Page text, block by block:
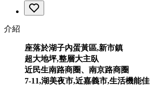
介紹
座落於湖子內蛋黃區,新市鎮
超大地坪,整層大主臥
近民生南路商圈、南京路商圈
7-11,湖美夜市,近嘉義市,生活機能佳